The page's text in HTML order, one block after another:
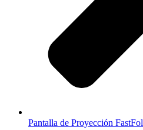
Pantalla de Proyección FastFol